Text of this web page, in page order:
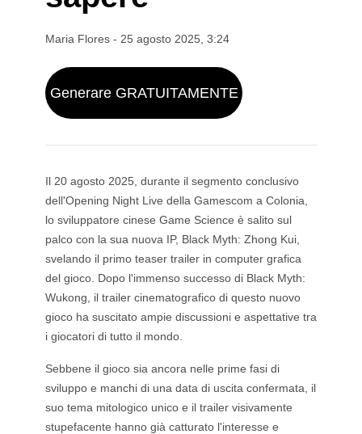
Wan 2.6 Sora 2
Grok Imagine
Seedream 5.0 Pro Midjourney
GPT-4o
Generatore di animazioni AI
Generatore di video di baci con IA
Creatore di Video di Compleanno con IA
Generatore di brevi video con IA
Sostituzione AI
Estensione Immagine con IA
Colorizzatore AI
Upscaler AI
Generatore di Personaggi AI
Creator di VTuber con IA
Maria Flores - 25 agosto 2025, 3:24
Generare GRATUITAMENTE
Il 20 agosto 2025, durante il segmento conclusivo
dell'Opening Night Live della Gamescom a Colonia,
lo sviluppatore cinese Game Science è salito sul
palco con la sua nuova IP, Black Myth: Zhong Kui,
svelando il primo teaser trailer in computer grafica
del gioco. Dopo l'immenso successo di Black Myth:
Wukong, il trailer cinematografico di questo nuovo
gioco ha suscitato ampie discussioni e aspettative tra
i giocatori di tutto il mondo.
Sebbene il gioco sia ancora nelle prime fasi di
sviluppo e manchi di una data di uscita confermata, il
suo tema mitologico unico e il trailer visivamente
stupefacente hanno già catturato l'interesse e